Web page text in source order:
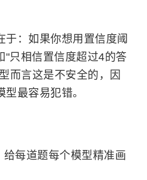
于：如果你想用置信度阈
"只相信置信度超过4的答
而言这是不安全的，因
最容易犯错。
每道题每个模型精准画